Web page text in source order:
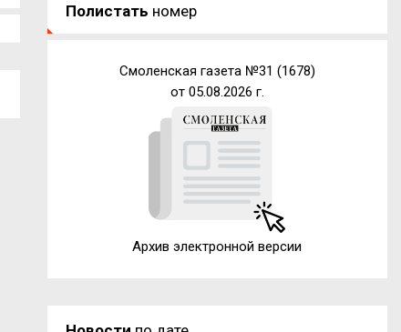
Полистать номер
Смоленская газета №31 (1678)
от 05.08.2026 г.
Архив электронной версии